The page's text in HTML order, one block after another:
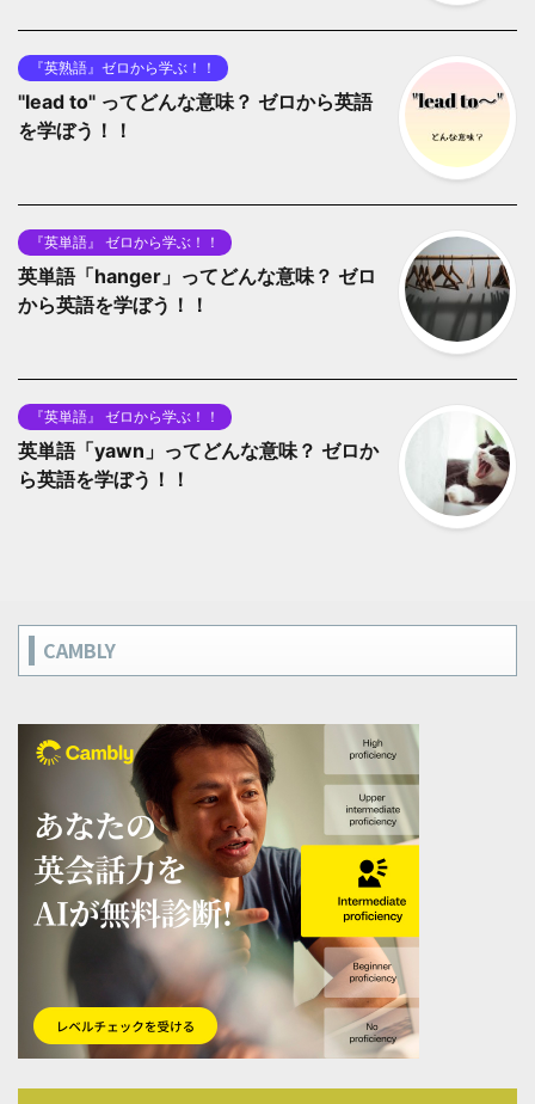
『英熟語』ゼロから学ぶ！！
"lead to" ってどんな意味？ ゼロから英語
を学ぼう！！
『英単語』 ゼロから学ぶ！！
英単語「hanger」ってどんな意味？ ゼロ
から英語を学ぼう！！
『英単語』 ゼロから学ぶ！！
英単語「yawn」ってどんな意味？ ゼロか
ら英語を学ぼう！！
CAMBLY